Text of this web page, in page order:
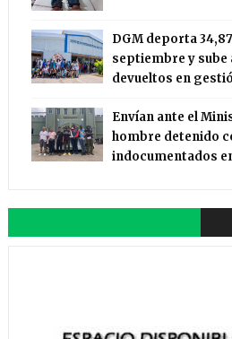
DGM deporta
septiembre y sube
devueltos en
Envían ante el
hombre detenido
indocumentados